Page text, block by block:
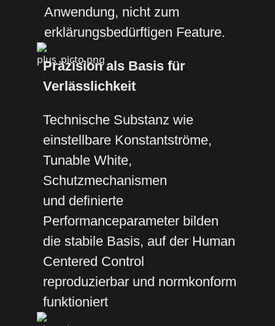
Anwendung, nicht zum
erklärungsbedürftigen Feature.
Präzision als Basis für
Verlässlichkeit
Technische Substanz wie
einstellbare Konstantströme,
Tunable White,
Schutzmechanismen
und definierte
Performanceparameter bilden
die stabile Basis, auf der Human
Centered Control
reproduzierbar und normkonform
funktioniert